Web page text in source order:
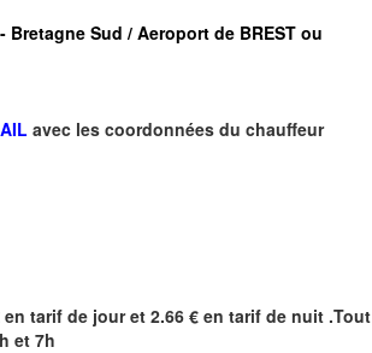
Sud / Aeroport de BREST ou
avec les coordonnées du chauffeur
en tarif de jour et 2.66 € en tarif de nuit .Tout
et 7h